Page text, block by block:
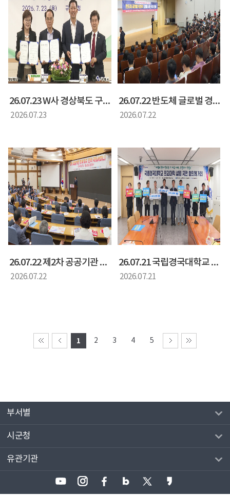
26.07.23 W사 경상북도 구미시 투자양해각서 체결식(양금희 경상북도 정무부지사)
2026.07.23
26.07.22 반도체 글로벌 경쟁력 강화를 위한 국가 전략 국회 토론회(양금희 경제부지사)
2026.07.22
26.07.22 제2차 공공기관 경북 유치 전략 국회 세미나(화명석 경상북도 행정부지사)
2026.07.22
26.07.21 국립경국대학교 의과대학 설립 지원 협력 간담회(황명석 행정부지사)
2026.07.21
1 2 3 4 5
부서별
시군청
유관기관